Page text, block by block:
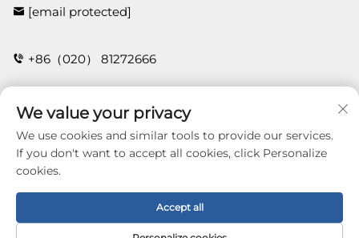
[email protected]
+86（020） 81272666
お問い合わせ
Copyright © 2026 Guangzhou Yorklon Wallcoverings
Limited. All right reserved -
We value your privacy
We use cookies and similar tools to provide our services.
If you don't want to accept all cookies, click Personalize
cookies.
Accept all